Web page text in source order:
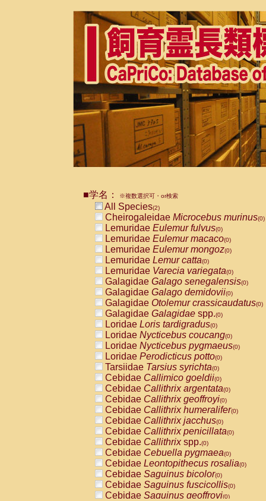
■学名： ※複数選択可・or検索
All Species(2)
Cheirogaleidae Microcebus murinus(0)
Lemuridae Eulemur fulvus(0)
Lemuridae Eulemur macaco(0)
Lemuridae Eulemur mongoz(0)
Lemuridae Lemur catta(0)
Lemuridae Varecia variegata(0)
Galagidae Galago senegalensis(0)
Galagidae Galago demidovii(0)
Galagidae Otolemur crassicaudatus(0)
Galagidae Galagidae spp.(0)
Loridae Loris tardigradus(0)
Loridae Nycticebus coucang(0)
Loridae Nycticebus pygmaeus(0)
Loridae Perodicticus potto(0)
Tarsiidae Tarsius syrichta(0)
Cebidae Callimico goeldii(0)
Cebidae Callithrix argentata(0)
Cebidae Callithrix geoffroyi(0)
Cebidae Callithrix humeralifer(0)
Cebidae Callithrix jacchus(0)
Cebidae Callithrix penicillata(0)
Cebidae Callithrixspp.(0)
Cebidae Cebuella pygmaea(0)
Cebidae Leontopithecus rosalia(0)
Cebidae Saguinus bicolor(0)
Cebidae Saguinus fuscicollis(0)
Cebidae Saguinus geoffroyi(0)